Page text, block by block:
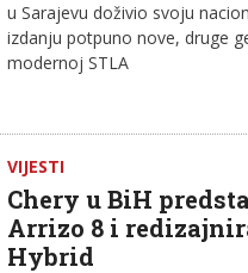
u Sarajevu doživio svoju
izdanju potpuno nove, druge
modernoj STLA
VIJESTI
Chery u BiH
Arrizo 8 i
Hybrid